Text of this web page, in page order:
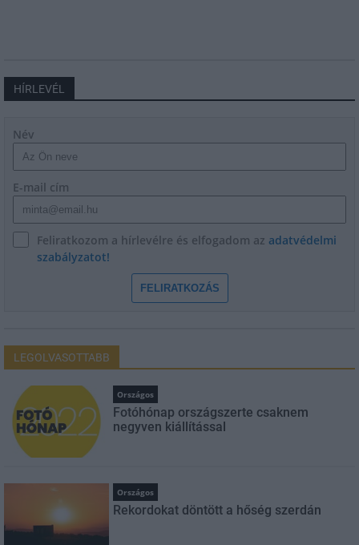
HÍRLEVÉL
Név
E-mail cím
Feliratkozom a hírlevélre és elfogadom az adatvédelmi
szabályzatot!
FELIRATKOZÁS
LEGOLVASOTTABB
Országos
Fotóhónap országszerte csaknem
negyven kiállítással
Országos
Rekordokat döntött a hőség szerdán